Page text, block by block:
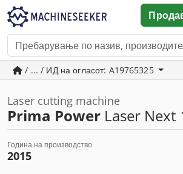
/ ... / ИД на огласот: A19765325
Laser cutting machine
Prima Power Laser Next
Година на производство
2015